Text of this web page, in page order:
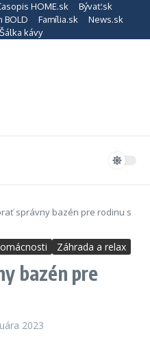
HOME.sk
Bývať.sk
BOLD Família.sk
News.sk
Šálka kávy
správny bazén pre rodinu s
Záhrada a relax
bazén pre
2023